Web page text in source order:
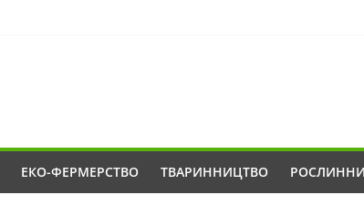
ЕКО-ФЕРМЕРСТВО ТВАРИННИЦТВО